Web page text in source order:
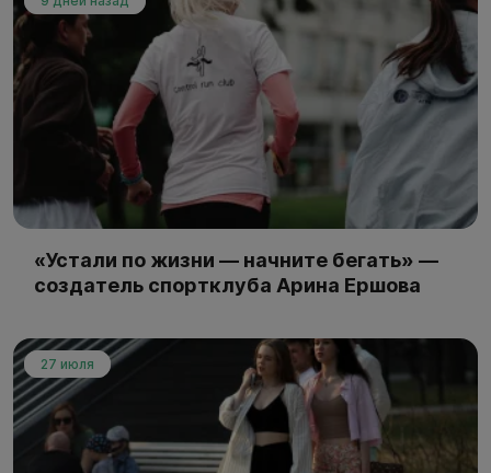
«Устали по жизни — начните бегать» —
создатель спортклуба Арина Ершова
27 июля